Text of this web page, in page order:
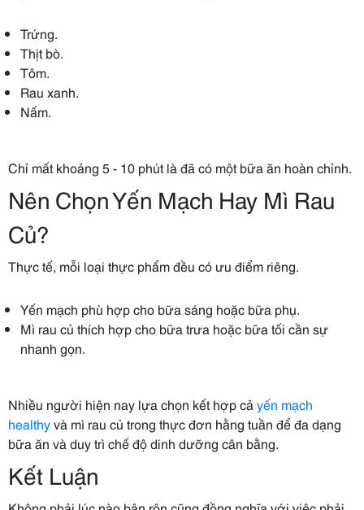
Trứng.
Thịt bò.
Tôm.
Rau xanh.
Nấm.
Chỉ mất khoảng 5 - 10 phút là đã có một bữa ăn hoàn chỉnh.
Nên Chọn Yến Mạch Hay Mì Rau
Củ?
Thực tế, mỗi loại thực phẩm đều có ưu điểm riêng.
Yến mạch phù hợp cho bữa sáng hoặc bữa phụ.
Mì rau củ thích hợp cho bữa trưa hoặc bữa tối cần sự
nhanh gọn.
Nhiều người hiện nay lựa chọn kết hợp cả yến mạch
healthyvà mì rau củ trong thực đơn hằng tuần để đa dạng
bữa ăn và duy trì chế độ dinh dưỡng cân bằng.
Kết Luận